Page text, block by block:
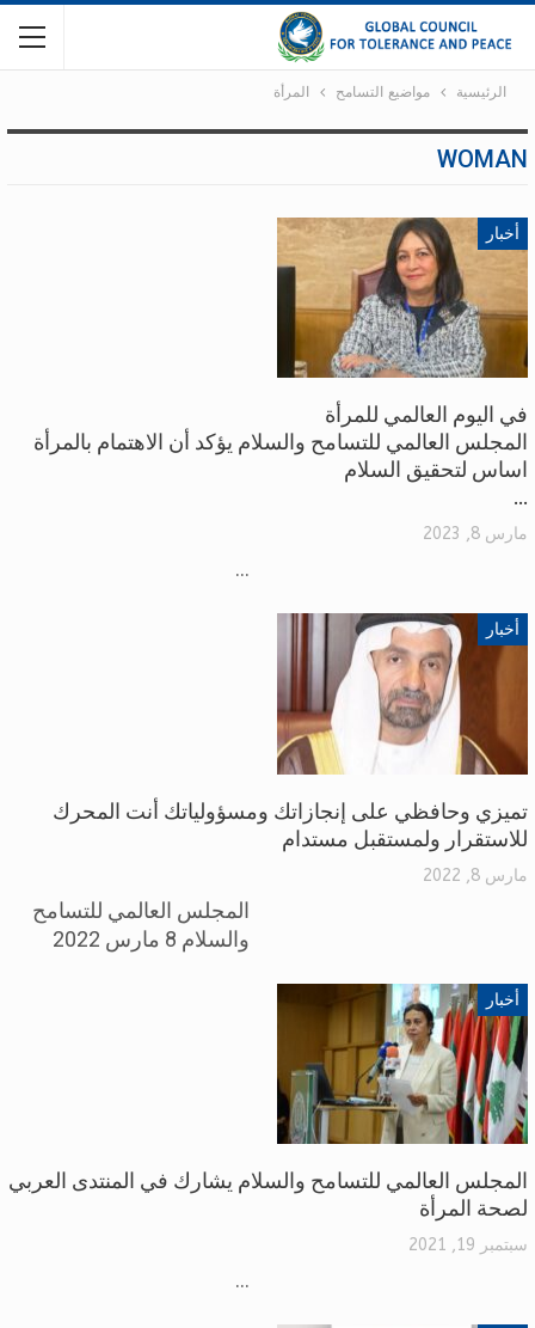
الرئيسية مواضيع التسامح المرأة
WOMAN
أخبار
في اليوم العالمي للمرأة
المجلس العالمي للتسامح والسلام يؤكد أن الاهتمام بالمرأة
اساس لتحقيق السلام
…
مارس 8, 2023
...
أخبار
تميزي وحافظي على إنجازاتك ومسؤولياتك أنت المحرك
للاستقرار ولمستقبل مستدام
مارس 8, 2022
المجلس العالمي للتسامح
والسلام 8 مارس 2022
أخبار
المجلس العالمي للتسامح والسلام يشارك في المنتدى العربي
لصحة المرأة
سبتمبر 19, 2021
...